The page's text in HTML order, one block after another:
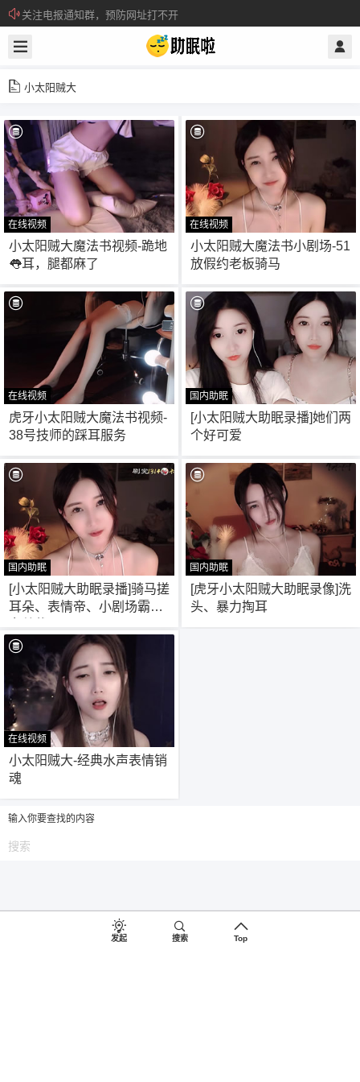
关注电报通知群，预防网址打不开
所有注册用户记得每日来签到领取积分。
小太阳贼大
在线视频
115
小太阳贼大魔法书视频-跪地
👅耳，腿都麻了
在线视频
45
小太阳贼大魔法书小剧场-51
放假约老板骑马
在线视频
57虎牙小太阳贼大魔法书视频-
38号技师的踩耳服务
国内助眠
12[小太阳贼大助眠录播]她们两
个好可爱
国内助眠
[小太阳贼大助眠录播]骑马搓
耳朵、表情帝、小剧场霸道
国内助眠
[虎牙小太阳贼大助眠录像]洗
头、暴力掏耳
在线视频
266
小太阳贼大-经典水声表情销
魂
输入你要查找的内容
发起 搜索 Top
您没有权限发布内容，请购买会员或者提升权
限。
6位以上
忘记密码？找回 已有帐号？登录